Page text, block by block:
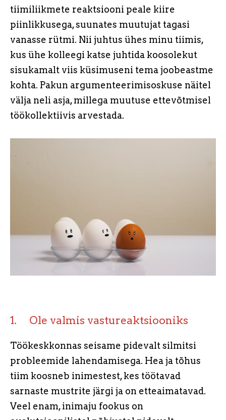
tiimiliikmete reaktsiooni peale kiire
piinlikkusega, suunates muutujat tagasi
vanasse rütmi. Nii juhtus ühes minu tiimis,
kus ühe kolleegi katse juhtida koosolekut
sisukamalt viis küsimuseni tema joobeastme
kohta. Pakun argumenteerimisoskuse näitel
välja neli asja, millega muutuse ettevõtmisel
töökollektiivis arvestada.
1. Ole valmis vastureaktsiooniks
Töökeskkonnas seisame pidevalt silmitsi
probleemide lahendamisega. Hea ja tõhus
tiim koosneb inimestest, kes töötavad
sarnaste mustrite järgi ja on etteaimatavad.
Veel enam, inimaju fookus on